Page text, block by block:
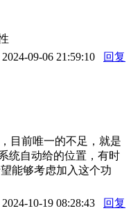
2024-09-06 21:59:10
回复
目前唯一的不足，就是
统自动给的位置，有时
能够考虑加入这个功
2024-10-19 08:28:43
回复